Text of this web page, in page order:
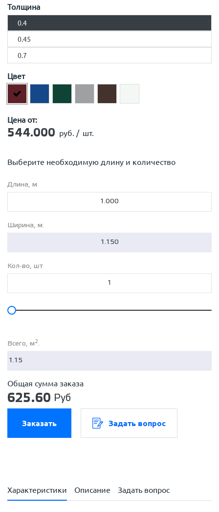
Полиэстер
Drap
Drap ST
Print Elite
Полиэстер - double
GreenCoat Pural Matt BT
PurPro Matt (180)
Satin
Satin Мatt
Цинк
Толщина
0.4
0.45
0.7
Цвет
Цена от:
544.000 руб. / шт.
Выберите необходимую длину и количество
Длина, м
Ширина, м.
Кол-во, шт
Всего, м 2.
Общая сумма заказа
625.60 Руб
Заказать Задать вопрос
Характеристики Описание Задать вопрос